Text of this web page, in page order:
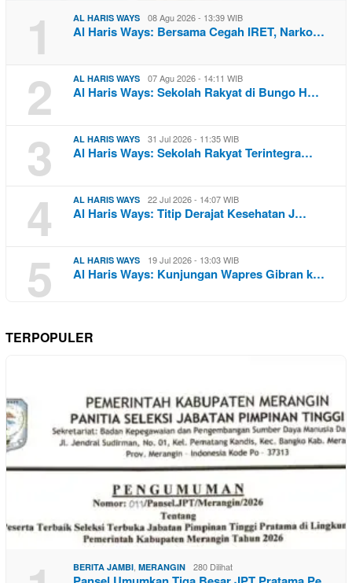
1 AL HARIS WAYS 08 Agu 2026 - 13:39 WIB
Al Haris Ways: Bersama Cegah IRET, Narko…
2 AL HARIS WAYS 07 Agu 2026 - 14:11 WIB
Al Haris Ways: Sekolah Rakyat di Bungo H…
3 AL HARIS WAYS 31 Jul 2026 - 11:35 WIB
Al Haris Ways: Sekolah Rakyat Terintegra…
4 AL HARIS WAYS 22 Jul 2026 - 14:07 WIB
Al Haris Ways: Titip Derajat Kesehatan J…
5 AL HARIS WAYS 19 Jul 2026 - 13:03 WIB
Al Haris Ways: Kunjungan Wapres Gibran k…
TERPOPULER
BERITA JAMBI, MERANGIN 280 Dilihat